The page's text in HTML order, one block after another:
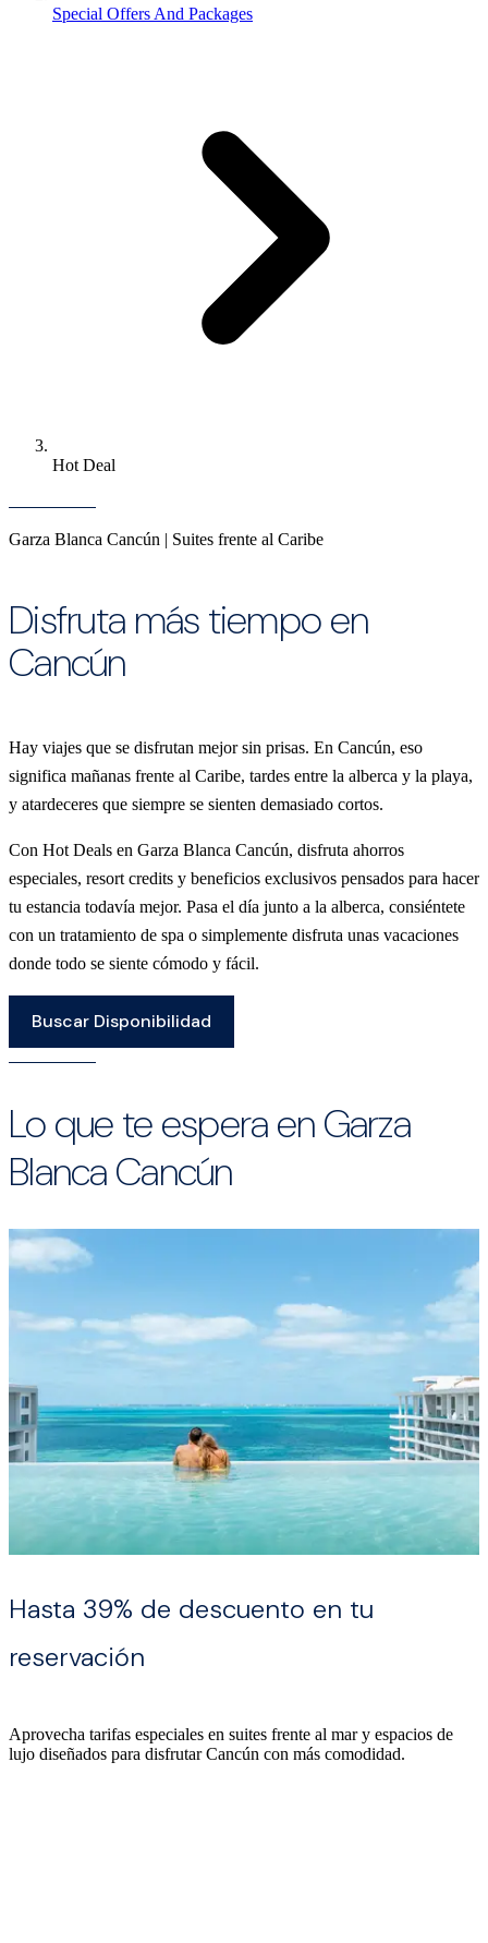
Special Offers And Packages
Hot Deal
Garza Blanca Cancún | Suites frente al Caribe
Disfruta más tiempo en
Cancún
Hay viajes que se disfrutan mejor sin prisas. En Cancún, eso
significa mañanas frente al Caribe, tardes entre la alberca y la playa,
y atardeceres que siempre se sienten demasiado cortos.
Con Hot Deals en Garza Blanca Cancún, disfruta ahorros
especiales, resort credits y beneficios exclusivos pensados para hacer
tu estancia todavía mejor. Pasa el día junto a la alberca, consiéntete
con un tratamiento de spa o simplemente disfruta unas vacaciones
donde todo se siente cómodo y fácil.
Buscar Disponibilidad
Lo que te espera en Garza
Blanca Cancún
Hasta 39% de descuento en tu
reservación
Aprovecha tarifas especiales en suites frente al mar y espacios de
lujo diseñados para disfrutar Cancún con más comodidad.